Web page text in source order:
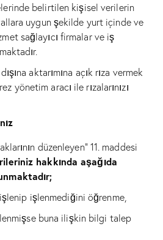
belirtilen kişisel verilerin
uygun şekilde yurt içinde ve
sağlayıcı firmalar ve iş
aktarımına açık rıza vermek
yönetim aracı ile rızalarınızı
düzenleyen” 11. maddesi
hakkında aşağıda
işlenmediğini öğrenme,
buna ilişkin bilgi talep